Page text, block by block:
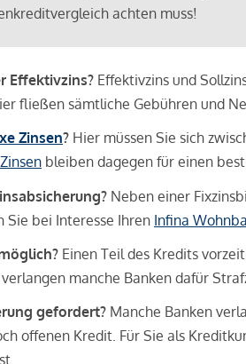
achten muss!
Effektivzins? Effektivzins und
fließen sämtliche Gebühren und
Zinsen? Hier müssen Sie sich
bleiben dagegen für einen
Neben einer
Sie bei Interesse Ihren Infina
Einen Teil des Kredits
manche Banken dafür
gefordert? Manche Banken
offenen Kredit. Für Sie als